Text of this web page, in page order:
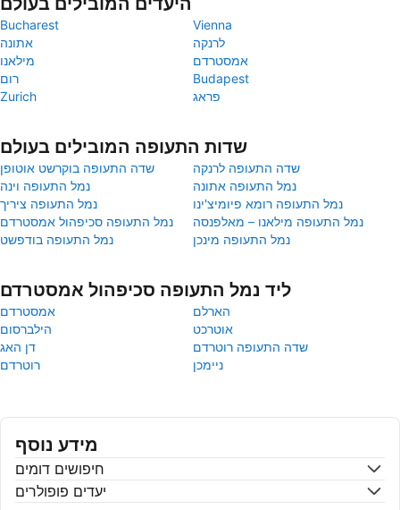
Bucharest
Vienna
אתונה
לרנקה
מילאנו
אמסטרדם
רום
Budapest
Zurich
פראג
שדות התעופה המובילים בעולם
שדה התעופה בוקרשט אוטופן
שדה התעופה לרנקה
נמל התעופה וינה
נמל התעופה אתונה
נמל התעופה ציריך
נמל התעופה רומא פיומיצ'ינו
נמל התעופה סכיפהול אמסטרדם
נמל התעופה מילאנו – מאלפנסה
נמל התעופה בודפשט
נמל התעופה מינכן
ליד נמל התעופה סכיפהול אמסטרדם
אמסטרדם
הארלם
הילברסום
אוטרכט
דן האג
שדה התעופה רוטרדם
רוטרדם
ניימכן
מידע נוסף
חיפושים דומים
יעדים פופולרים